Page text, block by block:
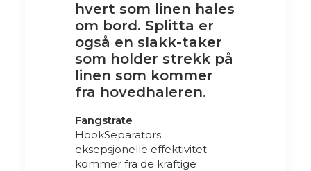
hvert som linen hales
om bord. Splitta er
også en slakk-taker
som holder strekk på
linen som kommer
fra hovedhaleren.
Fangstrate
HookSeparators
eksepsjonelle effektivitet
kommer fra de kraftige